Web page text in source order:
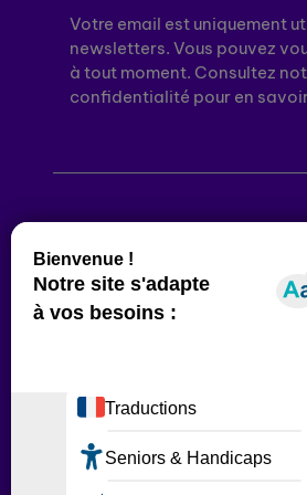
Votre email est uniquement
newsletters. Vous pouvez
à tout moment. Consultez
confidentialité pour en
Politique
Conditions générales
Déclaration d’accessibilité
Plateforme développée